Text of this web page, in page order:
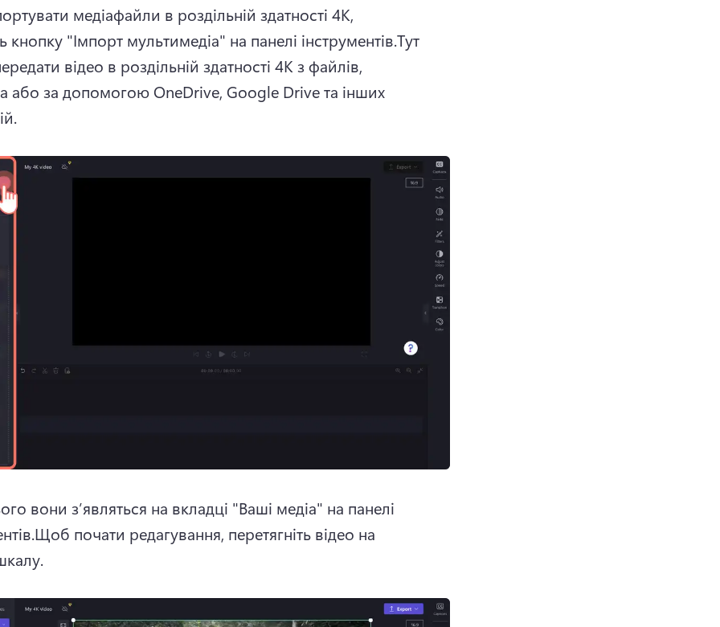
медіафайли в роздільній здатності 4K,
кнопку "Імпорт мультимедіа" на панелі інструментів.Тут
відео в роздільній здатності 4K з файлів,
або за допомогою OneDrive, Google Drive та інших
вони з’являться на вкладці "Ваші медіа" на панелі
Щоб почати редагування, перетягніть відео на